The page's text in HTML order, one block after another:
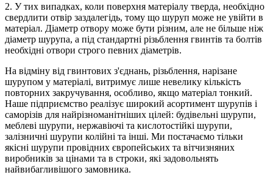
2. У тих випадках, коли поверхня матеріалу тверда, необхідно
свердлити отвір заздалегідь, тому що шуруп може не увійти в
матеріал. Діаметр отвору може бути різним, але не більше ніж
діаметр шурупа, а під стандартні різьблення гвинтів та болтів
необхідні отвори строго певних діаметрів.
На відміну від гвинтових з'єднань, різьблення, нарізане
шурупом у матеріалі, витримує лише невелику кількість
повторних закручування, особливо, якщо матеріал тонкий.
Наше підприємство реалізує широкий асортимент шурупів і
саморізів для найрізноманітніших цілей: будівельні шурупи,
меблеві шурупи, нержавіючі та кислотостійкі шурупи,
залізничні шурупи колійні та інші. Ми постачаємо тільки
якісні шурупи провідних європейських та вітчизняних
виробників за цінами та в строки, які задовольнять
найвибагливішого замовника.